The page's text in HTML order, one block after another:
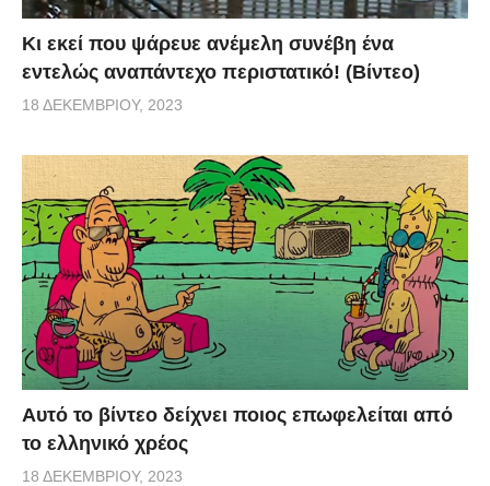
Κι εκεί που ψάρευε ανέμελη συνέβη ένα
εντελώς αναπάντεχο περιστατικό! (Βίντεο)
18 ΔΕΚΕΜΒΡΊΟΥ, 2023
Αυτό το βίντεο δείχνει ποιος επωφελείται από
το ελληνικό χρέος
18 ΔΕΚΕΜΒΡΊΟΥ, 2023